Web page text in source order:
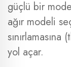
güçlü bir
ağır modeli
yol açar.